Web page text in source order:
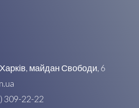
майдан Свободи, 6
309-22-22